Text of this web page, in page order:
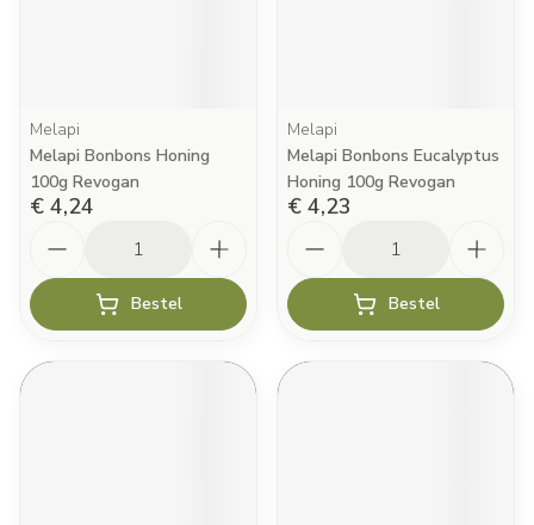
Melapi
Melapi Bonbons Honing
100g Revogan
€ 4,24
Bestel
Melapi
Melapi Bonbons Eucalyptus
Honing 100g Revogan
€ 4,23
Bestel